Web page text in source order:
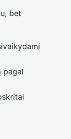
bet
pagal